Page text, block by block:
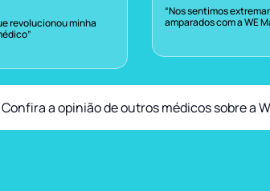
revolucionou minha
“Nos sentimos
amparados com a WE
Confira a opinião de outros médicos sobre a